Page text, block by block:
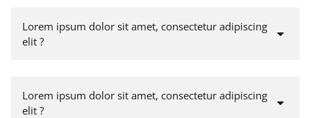
Lorem ipsum dolor sit amet, consectetur adipiscing
elit ?
Lorem ipsum dolor sit amet, consectetur adipiscing
elit ?